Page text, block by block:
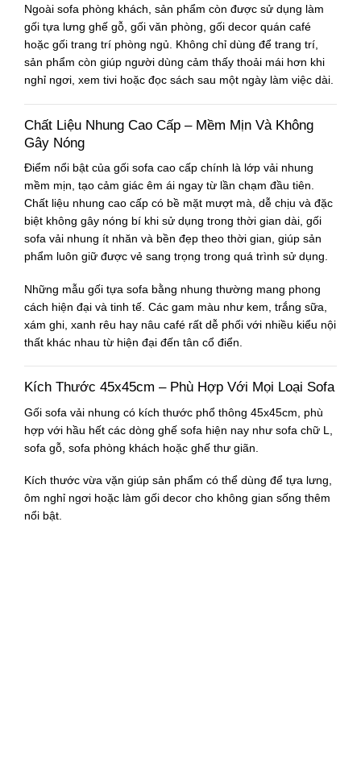
Ngoài sofa phòng khách, sản phẩm còn được sử dụng làm
gối tựa lưng ghế gỗ, gối văn phòng, gối decor quán café
hoặc gối trang trí phòng ngủ. Không chỉ dùng để trang trí,
sản phẩm còn giúp người dùng cảm thấy thoải mái hơn khi
nghỉ ngơi, xem tivi hoặc đọc sách sau một ngày làm việc dài.
Chất Liệu Nhung Cao Cấp – Mềm Mịn Và Không
Gây Nóng
Điểm nổi bật của gối sofa cao cấp chính là lớp vải nhung
mềm mịn, tạo cảm giác êm ái ngay từ lần chạm đầu tiên.
Chất liệu nhung cao cấp có bề mặt mượt mà, dễ chịu và đặc
biệt không gây nóng bí khi sử dụng trong thời gian dài, gối
sofa vải nhung ít nhăn và bền đẹp theo thời gian, giúp sản
phẩm luôn giữ được vẻ sang trọng trong quá trình sử dụng.
Những mẫu gối tựa sofa bằng nhung thường mang phong
cách hiện đại và tinh tế. Các gam màu như kem, trắng sữa,
xám ghi, xanh rêu hay nâu café rất dễ phối với nhiều kiểu nội
thất khác nhau từ hiện đại đến tân cổ điển.
Kích Thước 45x45cm – Phù Hợp Với Mọi Loại Sofa
Gối sofa vải nhung có kích thước phổ thông 45x45cm, phù
hợp với hầu hết các dòng ghế sofa hiện nay như sofa chữ L,
sofa gỗ, sofa phòng khách hoặc ghế thư giãn.
Kích thước vừa vặn giúp sản phẩm có thể dùng để tựa lưng,
ôm nghỉ ngơi hoặc làm gối decor cho không gian sống thêm
nổi bật.